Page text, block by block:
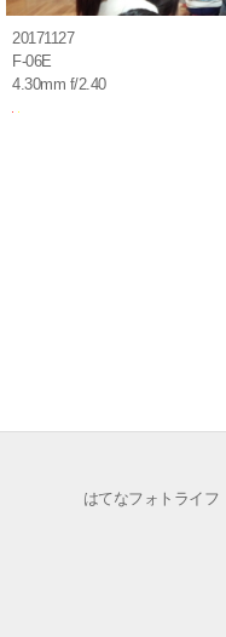
20171127
F-06E
4.30mm f/2.40
はてなフォトライフ